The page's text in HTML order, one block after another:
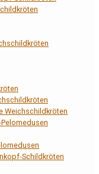
Weichschildkröten
Schildkröten